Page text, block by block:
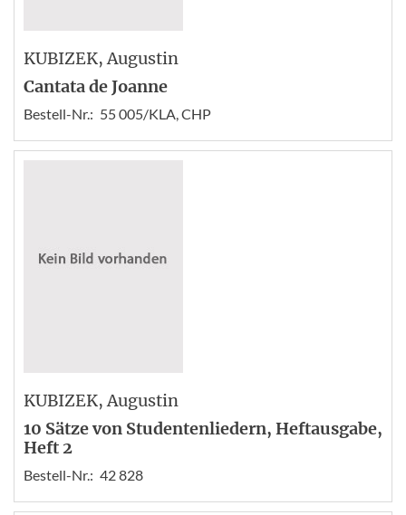
KUBIZEK, Augustin
Cantata de Joanne
Bestell-Nr.: 55 005/KLA, CHP
KUBIZEK, Augustin
10 Sätze von Studentenliedern, Heftausgabe,
Heft 2
Bestell-Nr.: 42 828